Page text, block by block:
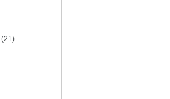
(21)